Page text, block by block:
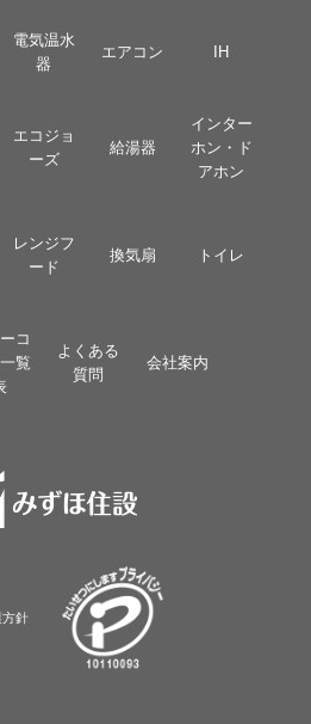
電気温水
器
エアコン IH
エコジョ
ーズ
給湯器
インター
ホン・ド
アホン
レンジフ
ード
換気扇 トイレ
コ
覧
よくある
質問
会社案内
針